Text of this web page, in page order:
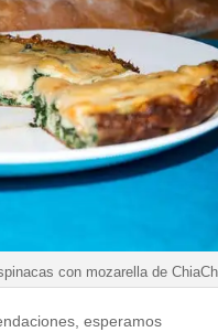
con mozarella de
esperamos